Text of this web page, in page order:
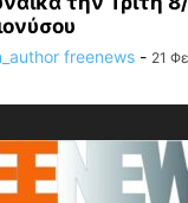
freenews - 21